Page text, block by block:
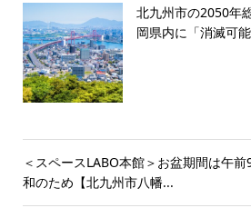
北九州市の2050年
岡県内に「消滅可
＜スペースLABO本館＞お盆期間は午
和のため【北九州市八幡...